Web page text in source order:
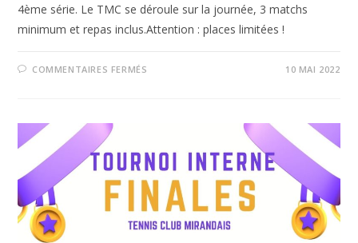
4ème série. Le TMC se déroule sur la journée, 3 matchs
minimum et repas inclus.Attention : places limitées !
COMMENTAIRES FERMÉS 10 MAI 2022